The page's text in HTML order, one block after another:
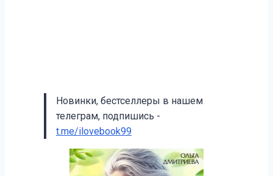
Новинки, бестселлеры в нашем
телеграм, подпишись -
t.me/ilovebook99